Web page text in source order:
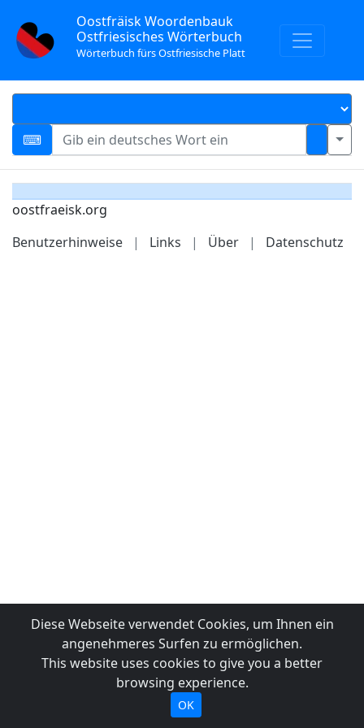
Oostfräisk Woordenbauk
Ostfriesisches Wörterbuch
Wörterbuch fürs Ostfriesische Platt
oostfraeisk.org
Benutzerhinweise
| Links | Über | Datenschutz
Diese Webseite verwendet Cookies, um Ihnen ein
angenehmeres Surfen zu ermöglichen.
This website uses cookies to give you a better
browsing experience.
OK